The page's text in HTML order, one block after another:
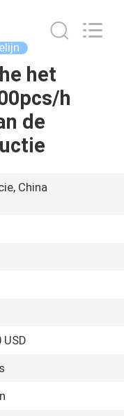
het
h
de
China